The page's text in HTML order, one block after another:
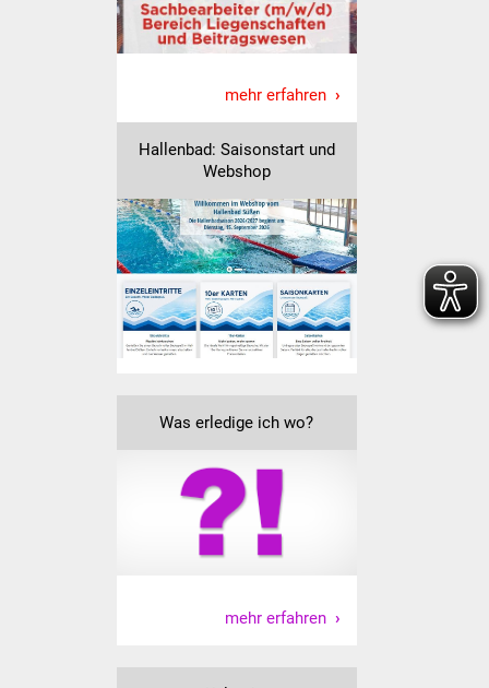
Veranstaltungen
Stadtfest
Ostermarkt
Hallenbad
Stadtbücherei
Stadtarchiv
Kulturhalle
Vereine und Parteien
mehr erfahren
Hallenbad: Saisonstart und
Webshop
Was erledige ich wo?
mehr erfahren